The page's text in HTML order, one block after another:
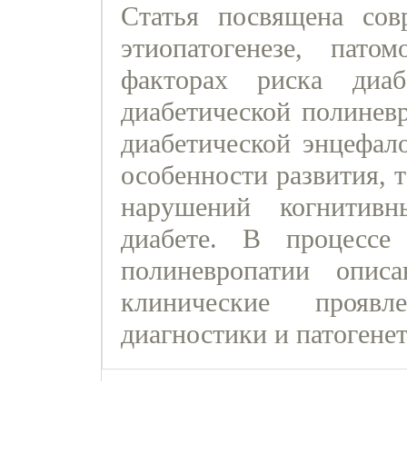
Cтатья посвящена
этиопатогенезе,
факторах риска
диабетической
диабетической
особенности развития,
нарушений
диабете. В процессе
полиневропатии
клинические
диагностики и